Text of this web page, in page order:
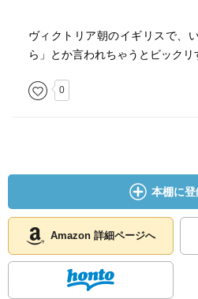
ヴィクトリア朝のイギリスで、
ら」とか言われちゃうとビックリ
0
本棚に登
Amazon 詳細ページへ